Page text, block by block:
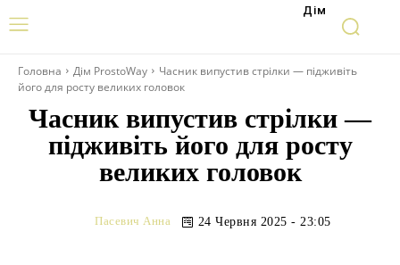
Дім
Головна Дім ProstoWay
Часник випустив стрілки — підживіть
його для росту великих головок
Часник випустив стрілки —
підживіть його для росту
великих головок
Пасевич Анна 24 Червня 2025 - 23:05